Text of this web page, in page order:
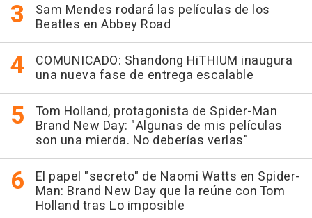
Sam Mendes rodará las películas de los
Beatles en Abbey Road
COMUNICADO: Shandong HiTHIUM inaugura
una nueva fase de entrega escalable
Tom Holland, protagonista de Spider-Man
Brand New Day: "Algunas de mis películas
son una mierda. No deberías verlas"
El papel "secreto" de Naomi Watts en Spider-
Man: Brand New Day que la reúne con Tom
Holland tras Lo imposible